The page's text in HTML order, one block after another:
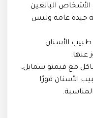
البالغين
جيدة عامة وليس
الأسنان
عنها.
مع فيمتو سمايل،
الأسنان فورًا